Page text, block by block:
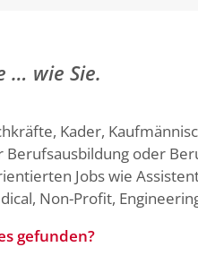
… wie Sie.
Kader,
Berufsausbildung oder
Jobs wie
Non-Profit,
gefunden?